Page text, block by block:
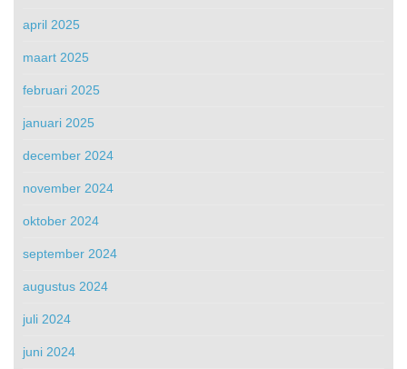
april 2025
maart 2025
februari 2025
januari 2025
december 2024
november 2024
oktober 2024
september 2024
augustus 2024
juli 2024
juni 2024